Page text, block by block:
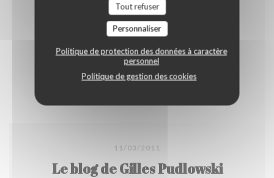
Tout refuser
Personnaliser
Politique de protection des données à caractère
personnel
Politique de gestion des cookies
11/03/2011
Le blog de Gilles Pudlowski